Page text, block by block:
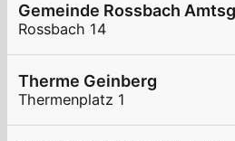
Gemeinde Rossbach
Rossbach 14
Therme Geinberg
Thermenplatz 1